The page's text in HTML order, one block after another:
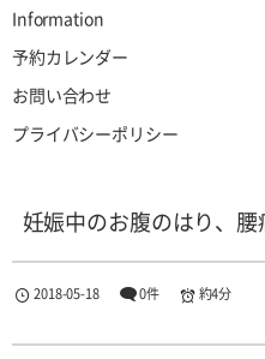
Information
予約カレンダー
お問い合わせ
プライバシーポリシー
妊娠中のお腹のはり、
2018-05-18 0件 約4分